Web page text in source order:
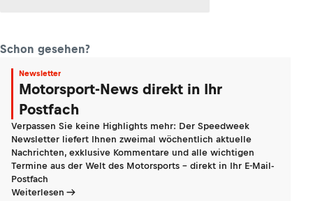
Schon gesehen?
Newsletter
Motorsport-News direkt in Ihr
Postfach
Verpassen Sie keine Highlights mehr: Der Speedweek
Newsletter liefert Ihnen zweimal wöchentlich aktuelle
Nachrichten, exklusive Kommentare und alle wichtigen
Termine aus der Welt des Motorsports - direkt in Ihr E-Mail-
Postfach
Weiterlesen